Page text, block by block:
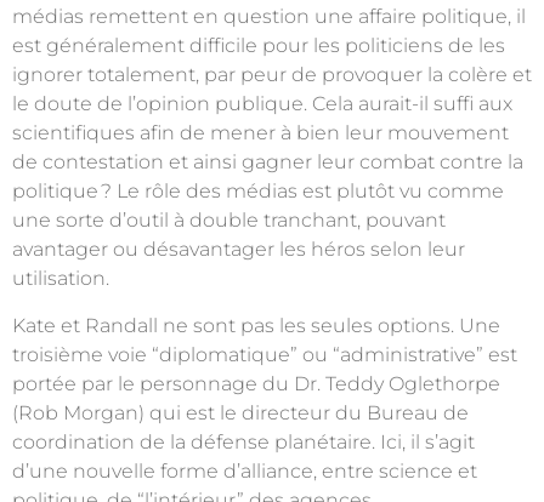
médias remettent en question une affaire politique, il
est généralement difficile pour les politiciens de les
ignorer totalement, par peur de provoquer la colère et
le doute de l’opinion publique. Cela aurait-il suffi aux
scientifiques afin de mener à bien leur mouvement
de contestation et ainsi gagner leur combat contre la
politique? Le rôle des médias est plutôt vu comme
une sorte d’outil à double tranchant, pouvant
avantager ou désavantager les héros selon leur
utilisation.
Kate et Randall ne sont pas les seules options. Une
troisième voie “diplomatique” ou “administrative” est
portée par le personnage du Dr. Teddy Oglethorpe
(Rob Morgan) qui est le directeur du Bureau de
coordination de la défense planétaire. Ici, il s’agit
d’une nouvelle forme d’alliance, entre science et